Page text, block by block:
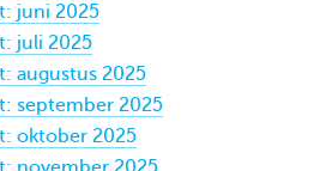
juni 2025
juli 2025
augustus 2025
september 2025
oktober 2025